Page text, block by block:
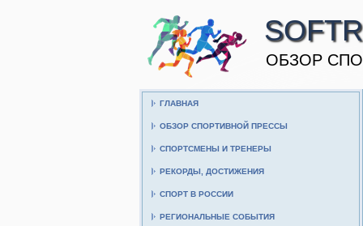
ОБЗОР
ГЛАВНАЯ
ОБЗОР СПОРТИВНОЙ ПРЕССЫ
СПОРТСМЕНЫ И ТРЕНЕРЫ
РЕКОРДЫ, ДОСТИЖЕНИЯ
СПОРТ В РОССИИ
РЕГИОНАЛЬНЫЕ СОБЫТИЯ